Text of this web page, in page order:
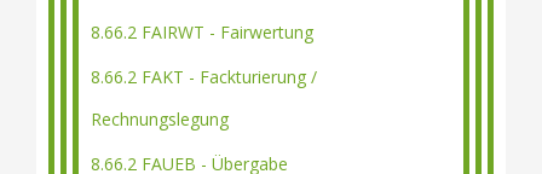
8.66.2 FAIRWT - Fairwertung
8.66.2 FAKT - Fackturierung /
Rechnungslegung
8.66.2 FAUEB - Übergabe